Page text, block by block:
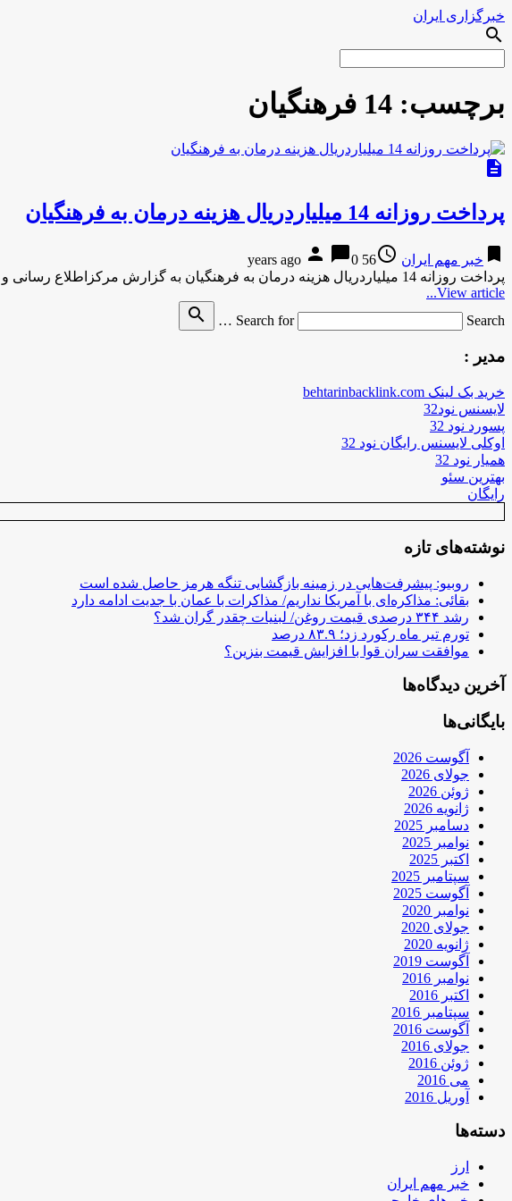
خبرگزاری ایران
search
برچسب: 14 فرهنگیان
description
پرداخت روزانه 14 میلیاردریال هزینه درمان به فرهنگیان
bookmark خبر مهم ایران access_time
56 years ago
person chat_bubble0
پرداخت روزانه 14 میلیاردریال هزینه درمان به فرهنگیان به گزارش مرکزاطلاع رسانی و روابط عمومی وزارت آموزش و پرورش به …
View article...
Search for
Search …
search
مدیر :
خرید بک لینک behtarinbacklink.com
لایسنس نود32
پسورد نود 32
اوکلی لایسنس رایگان نود 32
همیار نود 32
بهترین سئو
رایگان
نوشته‌های تازه
روبیو: پیشرفت‌هایی در زمینه بازگشایی تنگه هرمز حاصل شده است
بقائی: مذاکره‌ای با آمریکا نداریم/ مذاکرات با عمان با جدیت ادامه دارد
رشد ۳۴۴ درصدی قیمت روغن/ لبنیات چقدر گران شد؟
تورم تیر ماه رکورد زد؛ ۸۳.۹ درصد
موافقت سران قوا با افزایش قیمت بنزین؟
آخرین دیدگاه‌ها
بایگانی‌ها
آگوست 2026
جولای 2026
ژوئن 2026
ژانویه 2026
دسامبر 2025
نوامبر 2025
اکتبر 2025
سپتامبر 2025
آگوست 2025
نوامبر 2020
جولای 2020
ژانویه 2020
آگوست 2019
نوامبر 2016
اکتبر 2016
سپتامبر 2016
آگوست 2016
جولای 2016
ژوئن 2016
می 2016
آوریل 2016
دسته‌ها
ارز
خبر مهم ایران